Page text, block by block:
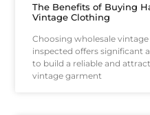
The Benefits of Buying
Vintage Clothing
Choosing wholesale
inspected offers significant
to build a reliable and
vintage garment